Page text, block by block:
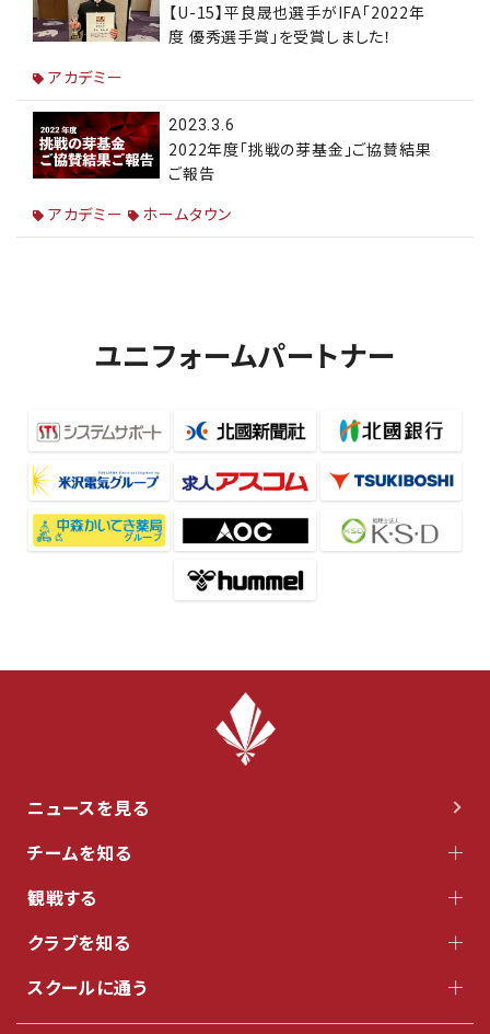
【U-15】平良晟也選手がIFA「2022年
度 優秀選手賞」を受賞しました！
アカデミー
2023.3.6
2022年度「挑戦の芽基金」ご協賛結果
ご報告
アカデミー
ホームタウン
ユニフォームパートナー
ニュースを見る
チームを知る
観戦する
クラブを知る
スクールに通う